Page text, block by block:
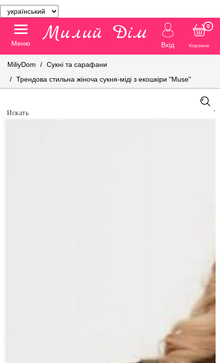
Меню Вхід Корзина
0
MiliyDom
Сукні та сарафани
Трендова стильна жіноча сукня-міді з екошкіри "Muse"